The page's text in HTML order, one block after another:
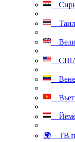
🌍 ТВ